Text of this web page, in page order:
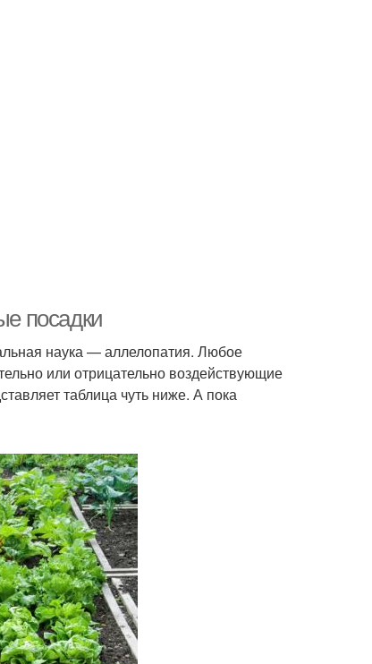
посадки
наука — аллелопатия. Любое
или отрицательно воздействующие
таблица чуть ниже. А пока